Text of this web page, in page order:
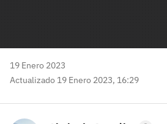
19 Enero 2023
Actualizado 19 Enero 2023, 16:29